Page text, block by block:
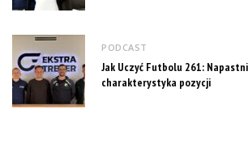
PODCAST
Jak Uczyć Futbolu 261:
charakterystyka pozycji